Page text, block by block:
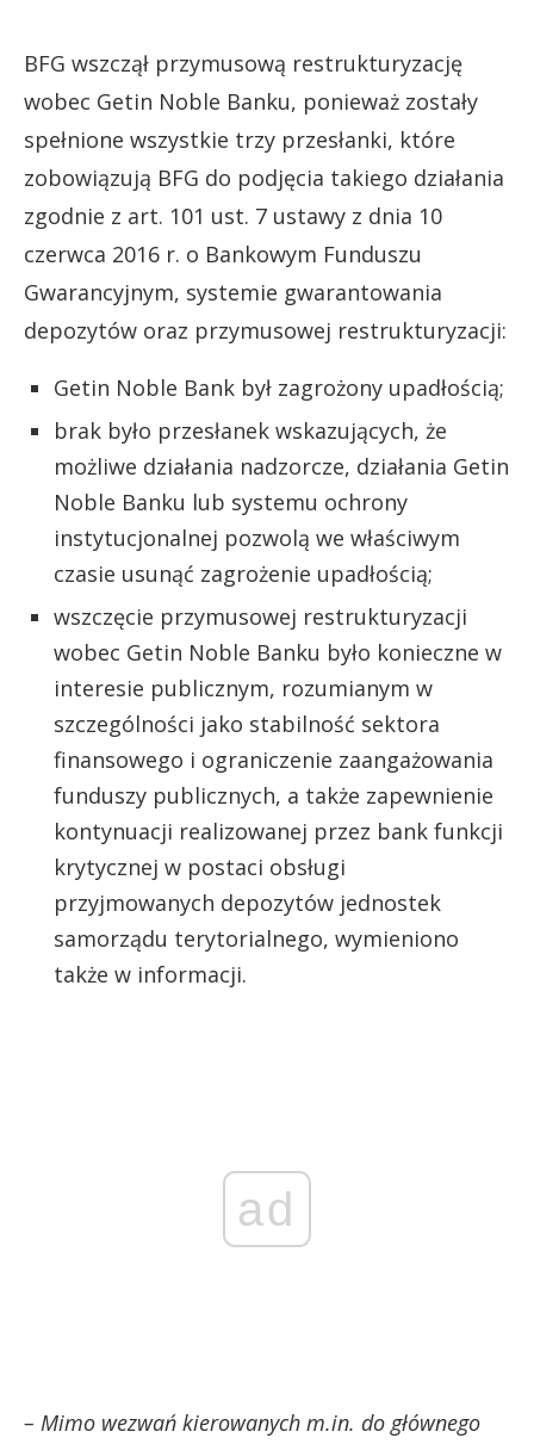
BFG wszczął przymusową restrukturyzację
wobec Getin Noble Banku, ponieważ zostały
spełnione wszystkie trzy przesłanki, które
zobowiązują BFG do podjęcia takiego działania
zgodnie z art. 101 ust. 7 ustawy z dnia 10
czerwca 2016 r. o Bankowym Funduszu
Gwarancyjnym, systemie gwarantowania
depozytów oraz przymusowej restrukturyzacji:
Getin Noble Bank był zagrożony upadłością;
brak było przesłanek wskazujących, że
możliwe działania nadzorcze, działania Getin
Noble Banku lub systemu ochrony
instytucjonalnej pozwolą we właściwym
czasie usunąć zagrożenie upadłością;
wszczęcie przymusowej restrukturyzacji
wobec Getin Noble Banku było konieczne w
interesie publicznym, rozumianym w
szczególności jako stabilność sektora
finansowego i ograniczenie zaangażowania
funduszy publicznych, a także zapewnienie
kontynuacji realizowanej przez bank funkcji
krytycznej w postaci obsługi
przyjmowanych depozytów jednostek
samorządu terytorialnego, wymieniono
także w informacji.
ad
– Mimo wezwań kierowanych m.in. do głównego